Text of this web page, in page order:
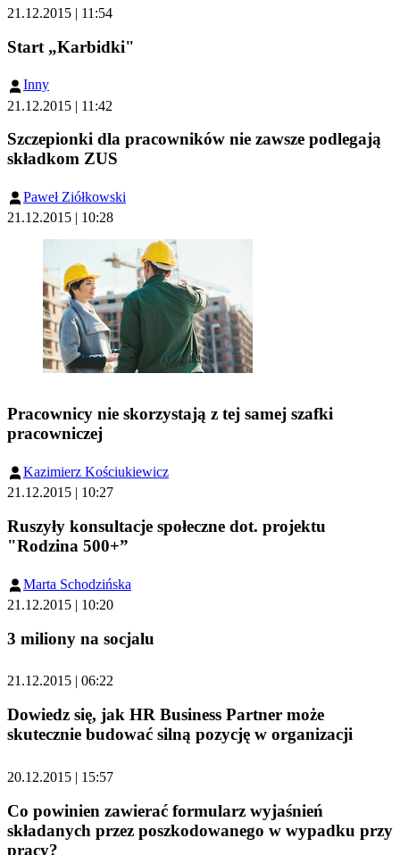
21.12.2015 | 11:54
Start „Karbidki"
Inny
21.12.2015 | 11:42
Szczepionki dla pracowników nie zawsze podlegają
składkom ZUS
Paweł Ziółkowski
21.12.2015 | 10:28
Pracownicy nie skorzystają z tej samej szafki
pracowniczej
Kazimierz Kościukiewicz
21.12.2015 | 10:27
Ruszyły konsultacje społeczne dot. projektu
"Rodzina 500+”
Marta Schodzińska
21.12.2015 | 10:20
3 miliony na socjalu
21.12.2015 | 06:22
Dowiedz się, jak HR Business Partner może
skutecznie budować silną pozycję w organizacji
20.12.2015 | 15:57
Co powinien zawierać formularz wyjaśnień
składanych przez poszkodowanego w wypadku przy
pracy?